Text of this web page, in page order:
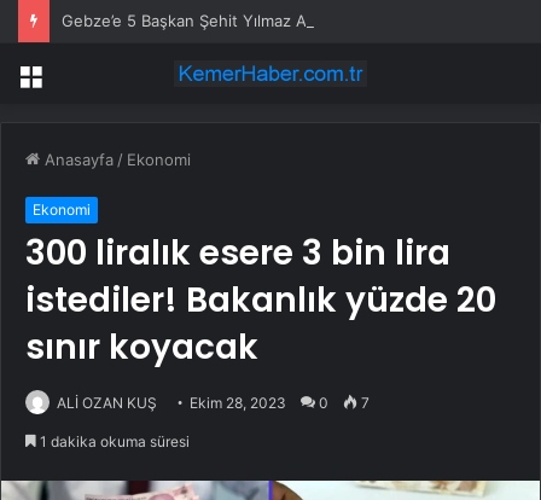
Gebze’e 5 Başkan Şehit Yılmaz Argon Caddesi’nde
Menü
Anasayfa / Ekonomi
Ekonomi
300 liralık esere 3 bin lira
istediler! Bakanlık yüzde 20
sınır koyacak
ALİ OZAN KUŞ Ekim 28, 2023 0 7
1 dakika okuma süresi